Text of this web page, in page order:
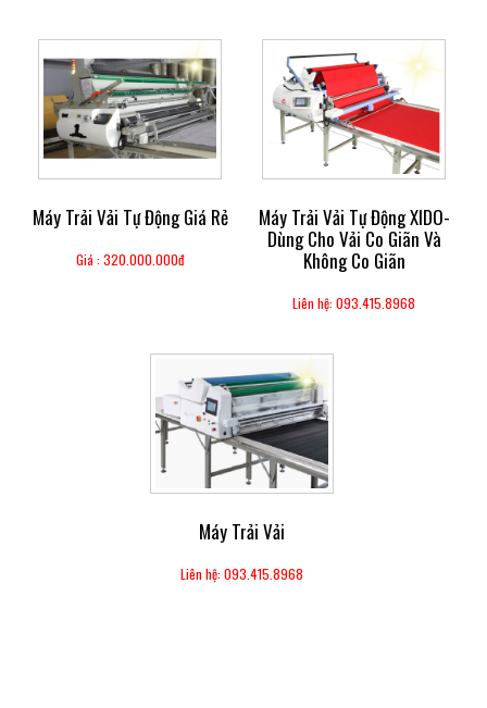
Máy Trải Vải Tự Động Giá Rẻ
Giá : 320.000.000đ
Máy Trải Vải Tự Động XIDO-
Dùng Cho Vải Co Giãn Và
Không Co Giãn
Liên hệ: 093.415.8968
Máy Trải Vải
Liên hệ: 093.415.8968